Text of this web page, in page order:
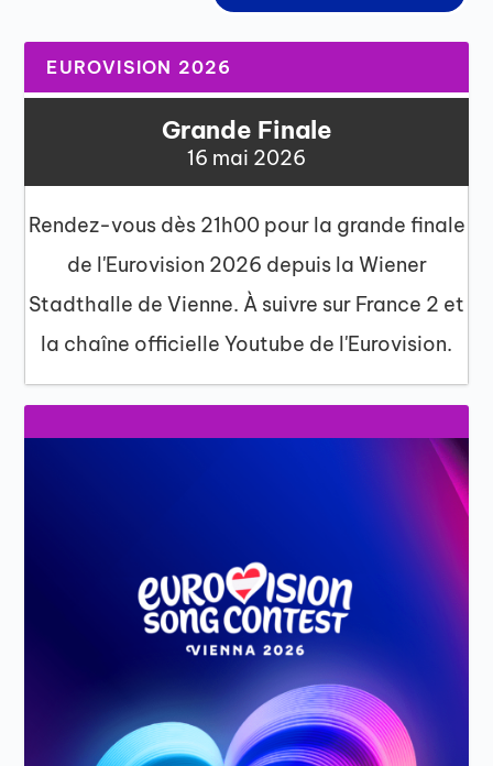
EUROVISION 2026
Grande Finale
16 mai 2026
Rendez-vous dès 21h00 pour la grande finale
de l'Eurovision 2026 depuis la Wiener
Stadthalle de Vienne. À suivre sur France 2 et
la chaîne officielle Youtube de l'Eurovision.